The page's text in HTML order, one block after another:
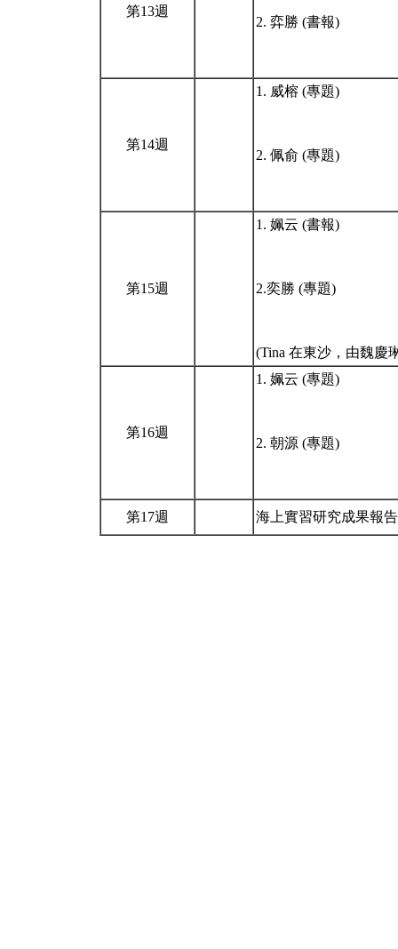
第13週
2. 弈勝 (書報)
第14週
1. 威榕 (專題)
2. 佩俞 (專題)
第15週
1. 姵云 (書報)
2.奕勝 (專題)
(Tina 在東沙，由魏慶
第16週
1. 姵云 (專題)
2. 朝源 (專題)
第17週 海上實習研究成果報